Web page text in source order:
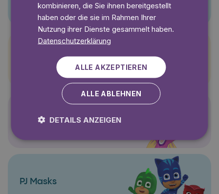
Pettersson und Findus
Polly Pocket
PJ Masks
kombinieren, die Sie ihnen bereitgestellt
haben oder die sie im Rahmen Ihrer
Nutzung ihrer Dienste gesammelt haben.
Datenschutzerklärung
ALLE AKZEPTIEREN
ALLE ABLEHNEN
DETAILS ANZEIGEN